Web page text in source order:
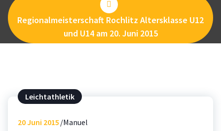
Regionalmeisterschaft Rochlitz Altersklasse U12
und U14 am 20. Juni 2015
Leichtathletik
20Juni 2015 Manuel